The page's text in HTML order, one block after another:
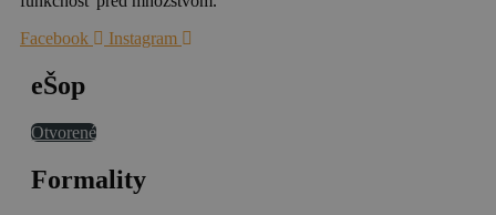
Facebook
Instagram
eŠop
Otvorené
Formality